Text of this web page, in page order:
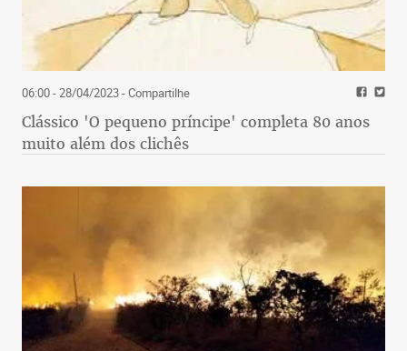
06:00 - 28/04/2023- Compartilhe
Clássico 'O pequeno príncipe' completa 80 anos
muito além dos clichês